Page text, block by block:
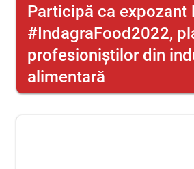
Participă ca expozant
#IndagraFood2022,
profesioniștilor din
alimentară